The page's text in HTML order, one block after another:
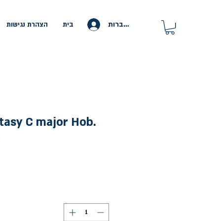
בית הצהרת נגישות להתחברות
C major Hob.